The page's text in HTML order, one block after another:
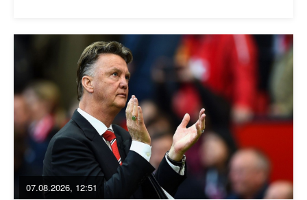
07.08.2026, 12:51